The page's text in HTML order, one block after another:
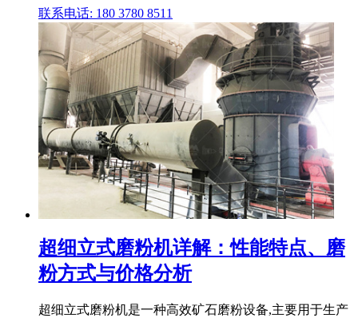
联系电话: 180 3780 8511
超细立式磨粉机详解：性能特点、磨
粉方式与价格分析
超细立式磨粉机是一种高效矿石磨粉设备,主要用于生产